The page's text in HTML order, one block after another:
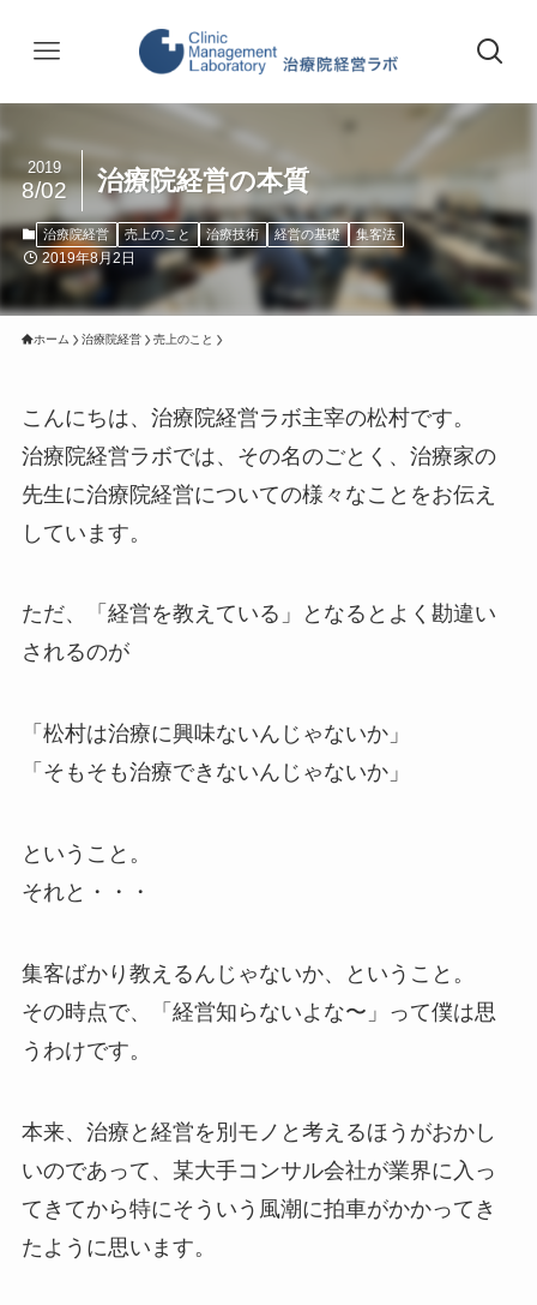
治療院経営の本質
2019
8/02
治療院経営 売上のこと 治療技術 経営の基礎 集客法
2019年8月2日
ホーム 治療院経営 売上のこと
こんにちは、治療院経営ラボ主宰の松村です。
治療院経営ラボでは、その名のごとく、治療家の
先生に治療院経営についての様々なことをお伝え
しています。
ただ、「経営を教えている」となるとよく勘違い
されるのが
「松村は治療に興味ないんじゃないか」
「そもそも治療できないんじゃないか」
ということ。
それと・・・
集客ばかり教えるんじゃないか、ということ。
その時点で、「経営知らないよな〜」って僕は思
うわけです。
本来、治療と経営を別モノと考えるほうがおかし
いのであって、某大手コンサル会社が業界に入っ
てきてから特にそういう風潮に拍車がかかってき
たように思います。